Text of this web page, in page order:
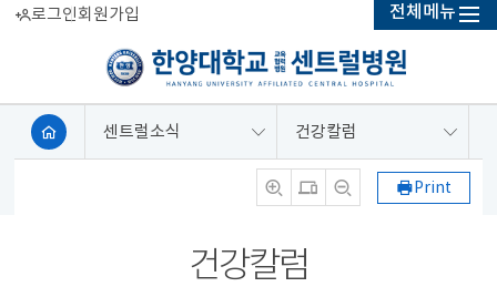
로그인회원가입 전체메뉴
센트럴소식 건강칼럼
Print
건강칼럼